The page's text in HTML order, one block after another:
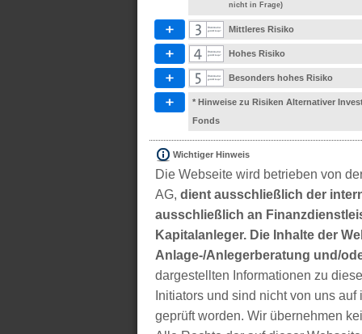
nicht in Frage)
Mittleres Risiko
Hohes Risiko
Besonders hohes Risiko
* Hinweise zu Risiken Alternativer
Fonds
Wichtiger Hinweis
Die Webseite wird betrieben von
AG, dient ausschließlich der
ausschließlich an
Kapitalanleger. Die Inhalte der
Anlage-/Anlegerberatung und/
dargestellten Informationen zu
Initiators und sind nicht von uns
geprüft worden. Wir übernehmen